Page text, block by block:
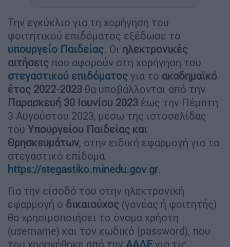
Την εγκύκλιο για τη χορήγηση του
φοιτητικού επιδόματος εξέδωσε το
υπουργείο Παιδείας. Οι ηλεκτρονικές
αιτήσεις που αφορούν στη χορήγηση του
στεγαστικού επιδόματος για το ακαδημαϊκό
έτος 2022-2023 θα υποβάλλονται από την
Παρασκευή 30 Ιουνίου 2023 έως την Πέμπτη
3 Αυγούστου 2023, μέσω της ιστοσελίδας
του Υπουργείου Παιδείας και
Θρησκευμάτων, στην ειδική εφαρμογή για το
στεγαστικό επίδομα
https://stegastiko.minedu.gov.gr.
Για την είσοδό του στην ηλεκτρονική
εφαρμογή ο δικαιούχος (γονέας ή φοιτητής)
θα χρησιμοποιήσει το όνομα χρήστη
(username) και τον κωδικό (password), που
του χορηγήθηκε από την ΑΑΔΕγια τις